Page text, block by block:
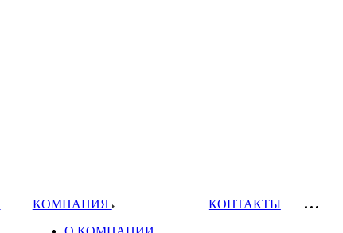
КОМПАНИЯ
КОНТАКТЫ